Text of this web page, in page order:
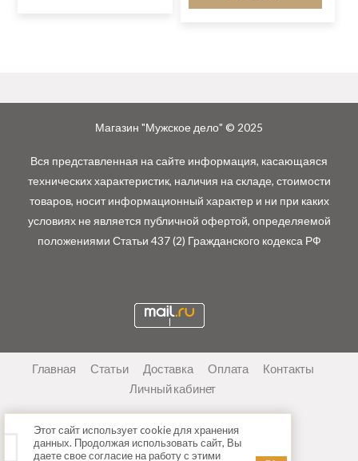
Магазин "Мужское дело" © 2025
Вся представленная на сайте информация, касающаяся
технических характеристик, наличия на складе, стоимости
товаров, носит информационный характер и ни при каких
условиях не является публичной офертой, определяемой
положениями Статьи 437 (2) Гражданского кодекса РФ
Главная Статьи Доставка Оплата
Контакты
Личный кабинет
Этот сайт использует cookie для хранения
данных. Продолжая использовать сайт, Вы
даете свое согласие на работу с этими